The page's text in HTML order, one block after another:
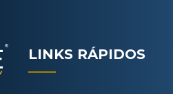
LINKS RÁPIDOS